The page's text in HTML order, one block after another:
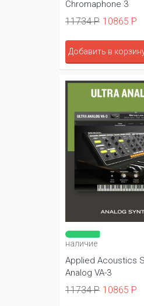
наличие
Applied Acoustics
Analog VA-3
11734 Р 10865 Р
Chromaphone 3
11734 Р 10865 Р
Добавить в